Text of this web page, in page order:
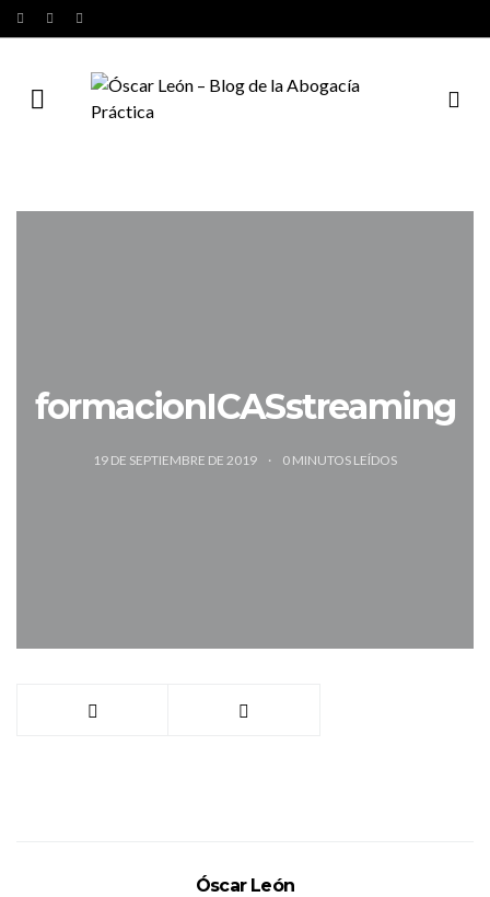
formacionICASstreaming
19 DE SEPTIEMBRE DE 2019 0 MINUTOS LEÍDOS
Óscar León